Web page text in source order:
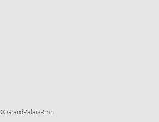
Image
© GrandPalaisRmn